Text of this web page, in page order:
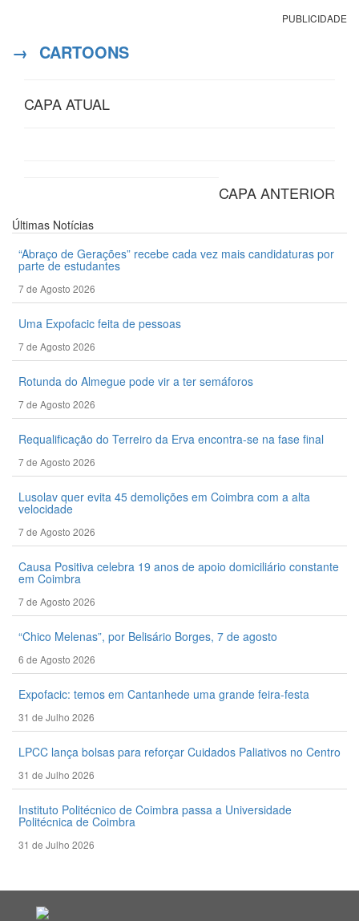
PUBLICIDADE
→ CARTOONS
CAPA ATUAL
CAPA ANTERIOR
Últimas Notícias
“Abraço de Gerações” recebe cada vez mais candidaturas por
parte de estudantes
7 de Agosto 2026
Uma Expofacic feita de pessoas
7 de Agosto 2026
Rotunda do Almegue pode vir a ter semáforos
7 de Agosto 2026
Requalificação do Terreiro da Erva encontra-se na fase final
7 de Agosto 2026
Lusolav quer evita 45 demolições em Coimbra com a alta
velocidade
7 de Agosto 2026
Causa Positiva celebra 19 anos de apoio domiciliário constante
em Coimbra
7 de Agosto 2026
“Chico Melenas”, por Belisário Borges, 7 de agosto
6 de Agosto 2026
Expofacic: temos em Cantanhede uma grande feira-festa
31 de Julho 2026
LPCC lança bolsas para reforçar Cuidados Paliativos no Centro
31 de Julho 2026
Instituto Politécnico de Coimbra passa a Universidade
Politécnica de Coimbra
31 de Julho 2026